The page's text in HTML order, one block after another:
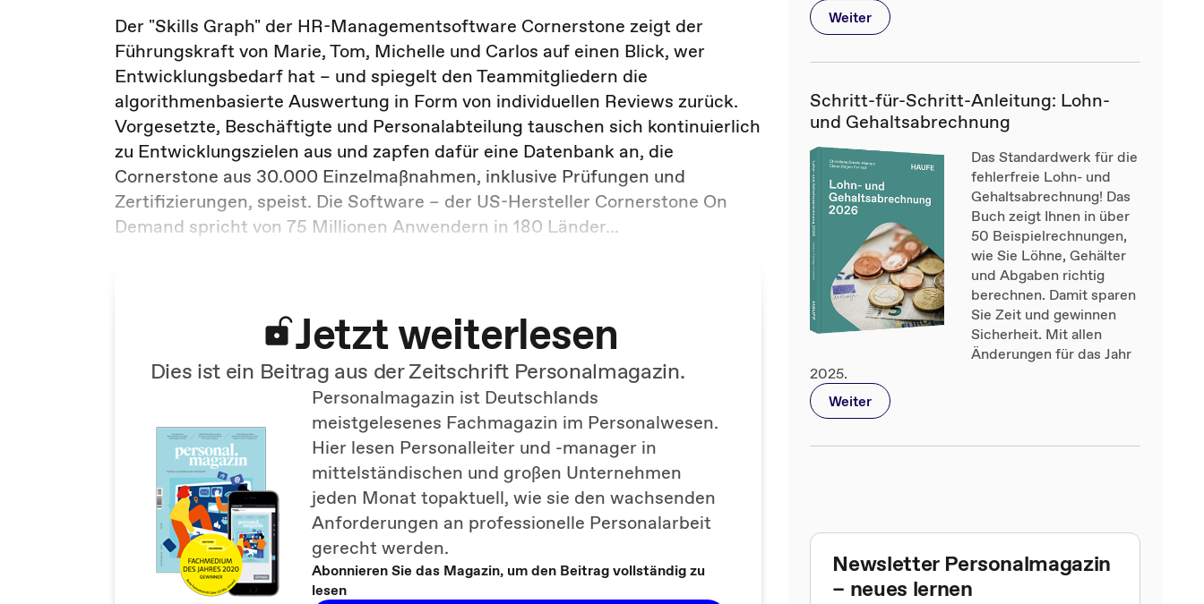
Der "Skills Graph" der HR-Managementsoftware Cornerstone zeigt der
Führungskraft von Marie, Tom, Michelle und Carlos auf einen Blick, wer
Entwicklungsbedarf hat – und spiegelt den Teammitgliedern die
algorithmenbasierte Auswertung in Form von individuellen Reviews zurück.
Vorgesetzte, Beschäftigte und Personalabteilung tauschen sich kontinuierlich
zu Entwicklungszielen aus und zapfen dafür eine Datenbank an, die
Cornerstone aus 30.000 Einzelmaßnahmen, inklusive Prüfungen und
Zertifizierungen, speist. Die Software – der US-Hersteller Cornerstone On
Demand spricht von 75 Millionen Anwendern in 180 Länder...
Jetzt weiterlesen
Dies ist ein Beitrag aus der Zeitschrift Personalmagazin.
Personalmagazin ist Deutschlands
meistgelesenes Fachmagazin im Personalwesen.
Hier lesen Personalleiter und -manager in
mittelständischen und großen Unternehmen
jeden Monat topaktuell, wie sie den wachsenden
Anforderungen an professionelle Personalarbeit
gerecht werden.
Abonnieren Sie das Magazin, um den Beitrag vollständig zu
lesen
Weiter
Schritt-für-Schritt-Anleitung: Lohn-
und Gehaltsabrechnung
Das Standardwerk für die
fehlerfreie Lohn- und
Gehaltsabrechnung! Das
Buch zeigt Ihnen in über
50 Beispielrechnungen,
wie Sie Löhne, Gehälter
und Abgaben richtig
berechnen. Damit sparen
Sie Zeit und gewinnen
Sicherheit. Mit allen
Änderungen für das Jahr
2025.
Weiter
Newsletter Personalmagazin
– neues lernen